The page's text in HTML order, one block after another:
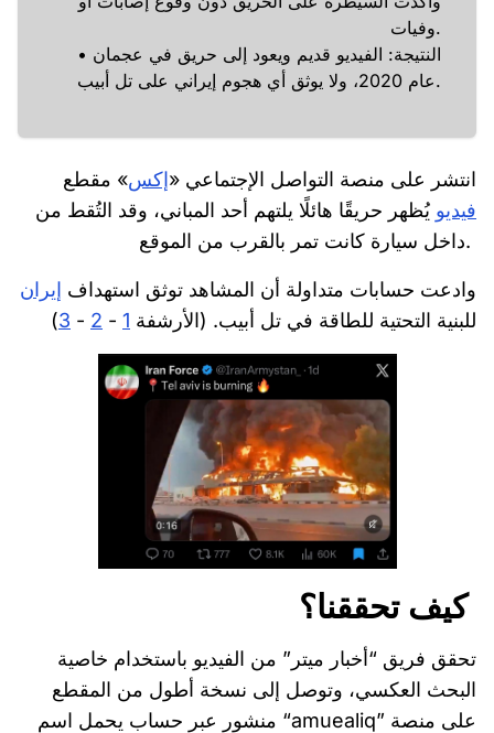
وفيات.
• النتيجة: الفيديو قديم ويعود إلى حريق في عجمان
عام 2020، ولا يوثق أي هجوم إيراني على تل أبيب.
انتشر على منصة التواصل الإجتماعي «إكس» مقطع
فيديو يُظهر حريقًا هائلًا يلتهم أحد المباني، وقد التُقط من
داخل سيارة كانت تمر بالقرب من الموقع.
وادعت حسابات متداولة أن المشاهد توثق استهداف إيران
للبنية التحتية للطاقة في تل أبيب. (الأرشفة 1
-
2
-
3
)
كيف تحققنا؟
تحقق فريق “أخبار ميتر” من الفيديو باستخدام خاصية
البحث العكسي، وتوصل إلى نسخة أطول من المقطع
منشور عبر حساب يحمل اسم “amuealiq” على منصة